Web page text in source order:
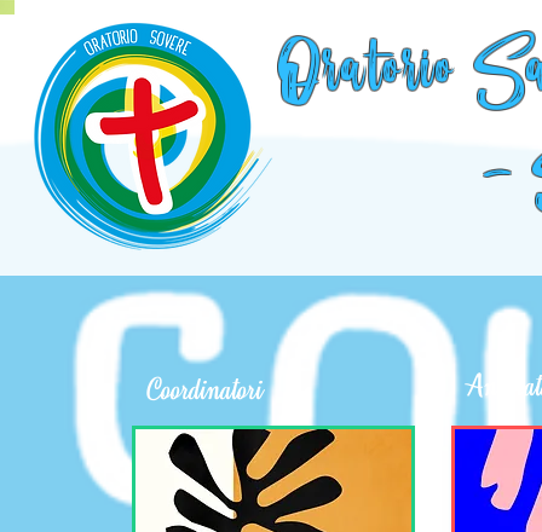
Oratorio
-
Coordinatori